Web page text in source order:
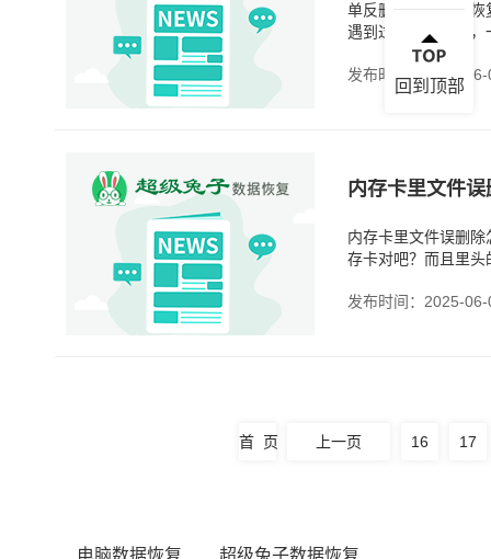
单反删掉的照片能
遇到过类似的事情
清理了几张，事后
发布时间：2025-06-
内存卡里文件
内存卡里文件误删
存卡对吧？而且里
发布时间：2025-06-
首 页 上一页 16 17
电脑数据恢复 超级兔子数据恢复
回到顶部